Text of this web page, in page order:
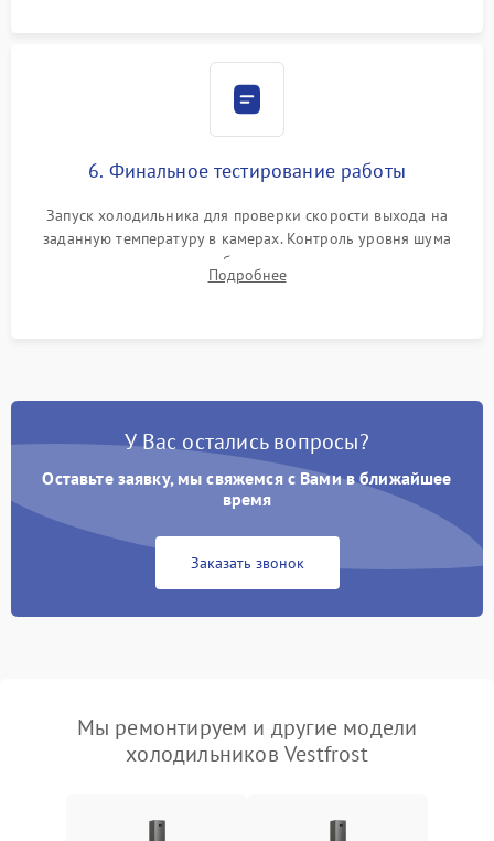
6. Финальное тестирование работы
Запуск холодильника для проверки скорости выхода на
заданную температуру в камерах. Контроль уровня шума
компрессора, отсутствия обмерзания стенок и корректного
срабатывания системы автоматической оттайки.
Подробнее
У Вас остались вопросы?
Оставьте заявку, мы свяжемся с Вами в ближайшее
время
Заказать звонок
Мы ремонтируем и другие модели
холодильников Vestfrost